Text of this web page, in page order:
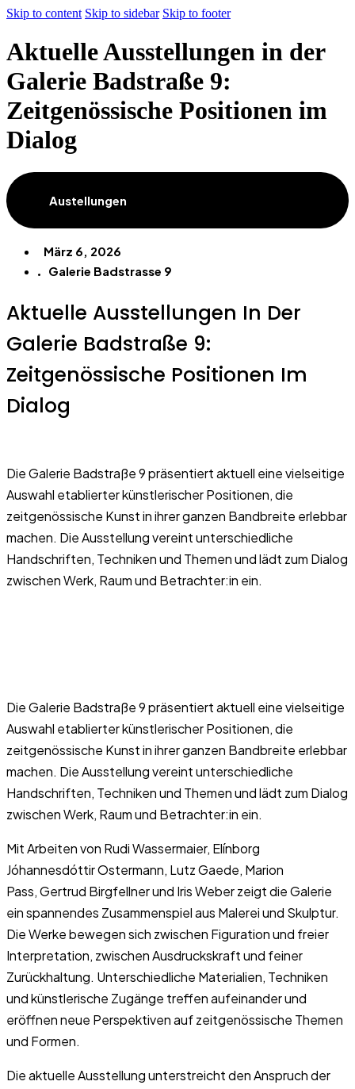
Skip to content Skip to sidebar Skip to footer
Aktuelle Ausstellungen in der
Galerie Badstraße 9:
Zeitgenössische Positionen im
Dialog
Austellungen
März 6, 2026
Galerie Badstrasse 9
Aktuelle Ausstellungen In Der
Galerie Badstraße 9:
Zeitgenössische Positionen Im
Dialog
Die Galerie Badstraße 9 präsentiert aktuell eine vielseitige
Auswahl etablierter künstlerischer Positionen, die
zeitgenössische Kunst in ihrer ganzen Bandbreite erlebbar
machen. Die Ausstellung vereint unterschiedliche
Handschriften, Techniken und Themen und lädt zum Dialog
zwischen Werk, Raum und Betrachter:in ein.
Die Galerie Badstraße 9 präsentiert aktuell eine vielseitige
Auswahl etablierter künstlerischer Positionen, die
zeitgenössische Kunst in ihrer ganzen Bandbreite erlebbar
machen. Die Ausstellung vereint unterschiedliche
Handschriften, Techniken und Themen und lädt zum Dialog
zwischen Werk, Raum und Betrachter:in ein.
Mit Arbeiten von Rudi Wassermaier, Elínborg
Jóhannesdóttir Ostermann, Lutz Gaede, Marion
Pass, Gertrud Birgfellner und Iris Weber zeigt die Galerie
ein spannendes Zusammenspiel aus Malerei und Skulptur.
Die Werke bewegen sich zwischen Figuration und freier
Interpretation, zwischen Ausdruckskraft und feiner
Zurückhaltung. Unterschiedliche Materialien, Techniken
und künstlerische Zugänge treffen aufeinander und
eröffnen neue Perspektiven auf zeitgenössische Themen
und Formen.
Die aktuelle Ausstellung unterstreicht den Anspruch der